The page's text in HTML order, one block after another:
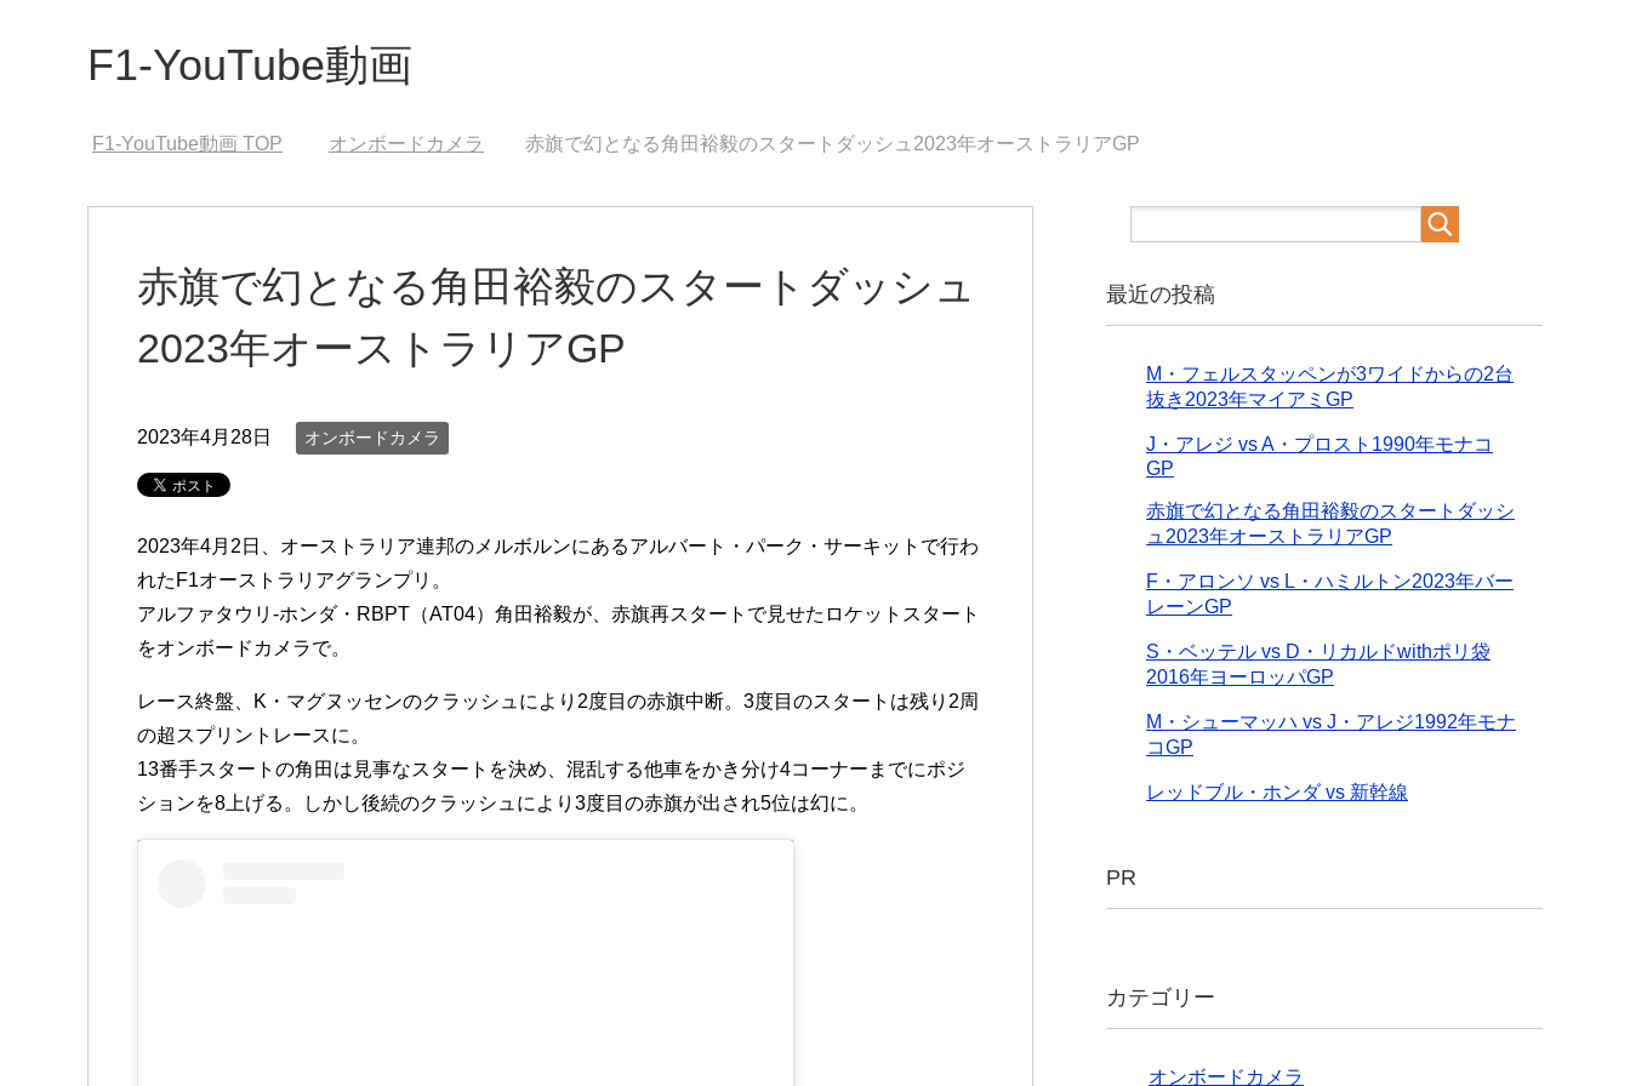
F1-YouTube動画
F1-YouTube動画 TOP オンボードカメラ 赤旗で幻となる角田裕毅のスタートダッシュ2023年オーストラリアGP
赤旗で幻となる角田裕毅のスタートダッシュ
2023年オーストラリアGP
2023年4月28日 オンボードカメラ
2023年4月2日、オーストラリア連邦のメルボルンにあるアルバート・パーク・サーキットで行わ
れたF1オーストラリアグランプリ。
アルファタウリ-ホンダ・RBPT（AT04）角田裕毅が、赤旗再スタートで見せたロケットスタート
をオンボードカメラで。
レース終盤、K・マグヌッセンのクラッシュにより2度目の赤旗中断。3度目のスタートは残り2周
の超スプリントレースに。
13番手スタートの角田は見事なスタートを決め、混乱する他車をかき分け4コーナーまでにポジ
ションを8上げる。しかし後続のクラッシュにより3度目の赤旗が出され5位は幻に。
最近の投稿
M・フェルスタッペンが3ワイドからの2台
抜き2023年マイアミGP
J・アレジ vs A・プロスト1990年モナコ
GP
赤旗で幻となる角田裕毅のスタートダッシ
ュ2023年オーストラリアGP
F・アロンソ vs L・ハミルトン2023年バー
レーンGP
S・ベッテル vs D・リカルドwithポリ袋
2016年ヨーロッパGP
M・シューマッハ vs J・アレジ1992年モナ
コGP
レッドブル・ホンダ vs 新幹線
PR
カテゴリー
オンボードカメラ